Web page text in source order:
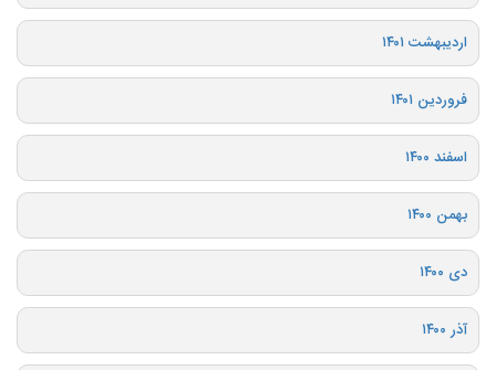
اردیبهشت ۱۴۰۱
فروردین ۱۴۰۱
اسفند ۱۴۰۰
بهمن ۱۴۰۰
دی ۱۴۰۰
آذر ۱۴۰۰